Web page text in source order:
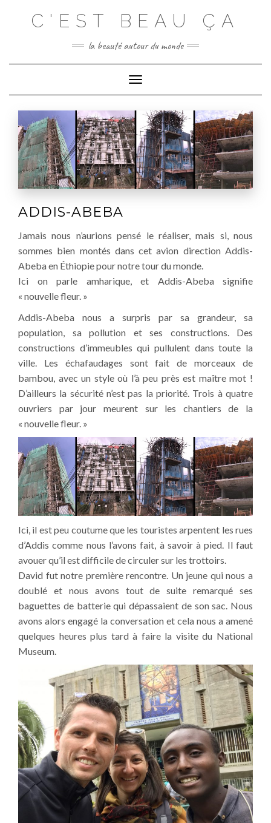
C'EST BEAU ÇA
la beauté autour du monde
Toggle
ADDIS-ABEBA
Jamais nous n’aurions pensé le réaliser, mais si, nous
sommes bien montés dans cet avion direction Addis-
Abeba en Éthiopie pour notre tour du monde.
Ici on parle amharique, et Addis-Abeba signifie
« nouvelle fleur. »
Addis-Abeba nous a surpris par sa grandeur, sa
population, sa pollution et ses constructions. Des
constructions d’immeubles qui pullulent dans toute la
ville. Les échafaudages sont fait de morceaux de
bambou, avec un style où l’à peu près est maître mot !
D’ailleurs la sécurité n’est pas la priorité. Trois à quatre
ouvriers par jour meurent sur les chantiers de la
« nouvelle fleur. »
Ici, il est peu coutume que les touristes arpentent les rues
d’Addis comme nous l’avons fait, à savoir à pied. Il faut
avouer qu’il est difficile de circuler sur les trottoirs.
David fut notre première rencontre. Un jeune qui nous a
doublé et nous avons tout de suite remarqué ses
baguettes de batterie qui dépassaient de son sac. Nous
avons alors engagé la conversation et cela nous a amené
quelques heures plus tard à faire la visite du National
Museum.